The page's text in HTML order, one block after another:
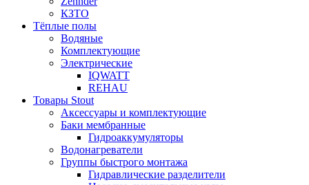
КЗТО
Тёплые полы
Водяные
Комплектующие
Электрические
IQWATT
REHAU
Товары Stout
Аксессуары и комплектующие
Баки мембранные
Гидроаккумуляторы
Водонагреватели
Группы быстрого монтажа
Гидравлические разделители